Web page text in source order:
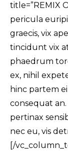
title=”REMIX
pericula
graecis, vix
tincidunt vix
phaedrum
ex, nihil
hinc partem
consequat
pertinax
nec eu, vis
[/